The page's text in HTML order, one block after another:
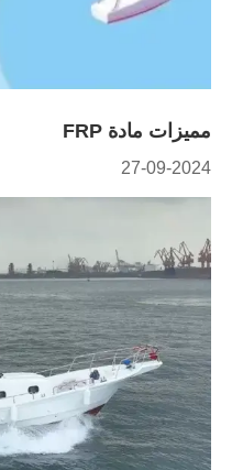
مميزات مادة FRP
27-09-2024